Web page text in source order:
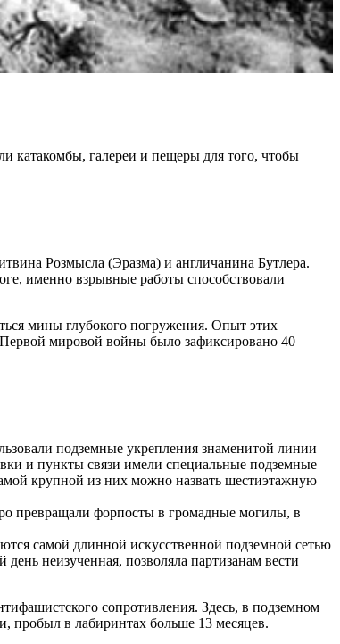
катакомбы, галереи и пещеры для того, чтобы
Розмысла (Эразма) и англичанина Бутлера.
именно взрывные работы способствовали
мины глубокого погружения. Опыт этих
Первой мировой войны было зафиксировано 40
подземные укрепления знаменитой линии
и пункты связи имели специальные подземные
крупной из них можно назвать шестиэтажную
превращали форпосты в громадные могилы, в
самой длинной искусственной подземной сетью
неизученная, позволяла партизанам вести
сопротивления. Здесь, в подземном
пробыл в лабиринтах больше 13 месяцев.